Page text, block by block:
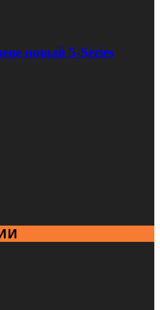
новый 5-Series